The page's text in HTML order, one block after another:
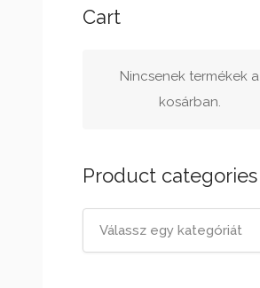
Cart
Nincsenek termékek a
kosárban.
Product categories
Válassz egy kategóriát